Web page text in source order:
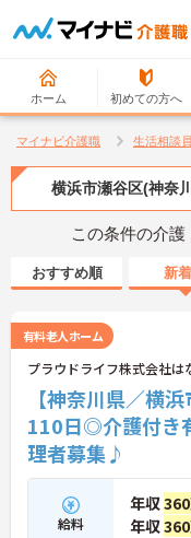
ホーム 初めての方へ
マイナビ介護職 生活相談員
横浜市瀬谷区(神奈
この条件の介護
おすすめ順 新
有料老人ホーム
プラウドライフ株式会社は
【神奈川県／横
110日◎介護付き
理者募集♪
給料
年収
年収